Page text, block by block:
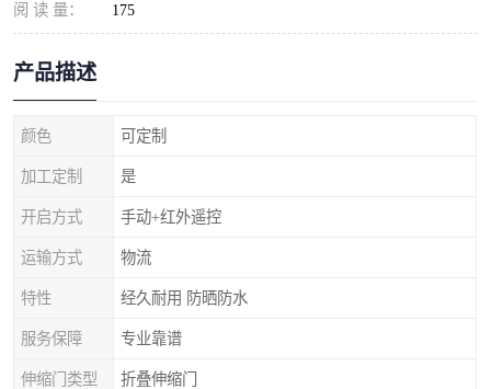
阅 读 量： 175
产品描述
颜色 可定制
加工定制 是
开启方式 手动+红外遥控
运输方式 物流
特性 经久耐用 防晒防水
服务保障 专业靠谱
伸缩门类型 折叠伸缩门